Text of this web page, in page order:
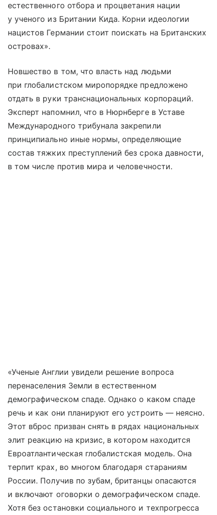
естественного отбора и процветания нации
у ученого из Британии Кида. Корни идеологии
нацистов Германии стоит поискать на Британских
островах».
Новшество в том, что власть над людьми
при глобалистском миропорядке предложено
отдать в руки транснациональных корпораций.
Эксперт напомнил, что в Нюрнберге в Уставе
Международного трибунала закрепили
принципиально иные нормы, определяющие
состав тяжких преступлений без срока давности,
в том числе против мира и человечности.
«Ученые Англии увидели решение вопроса
перенаселения Земли в естественном
демографическом спаде. Однако о каком спаде
речь и как они планируют его устроить — неясно.
Этот вброс призван снять в рядах национальных
элит реакцию на кризис, в котором находится
Евроатлантическая глобалистская модель. Она
терпит крах, во многом благодаря стараниям
России. Получив по зубам, британцы опасаются
и включают оговорки о демографическом спаде.
Хотя без остановки социального и техпрогресса